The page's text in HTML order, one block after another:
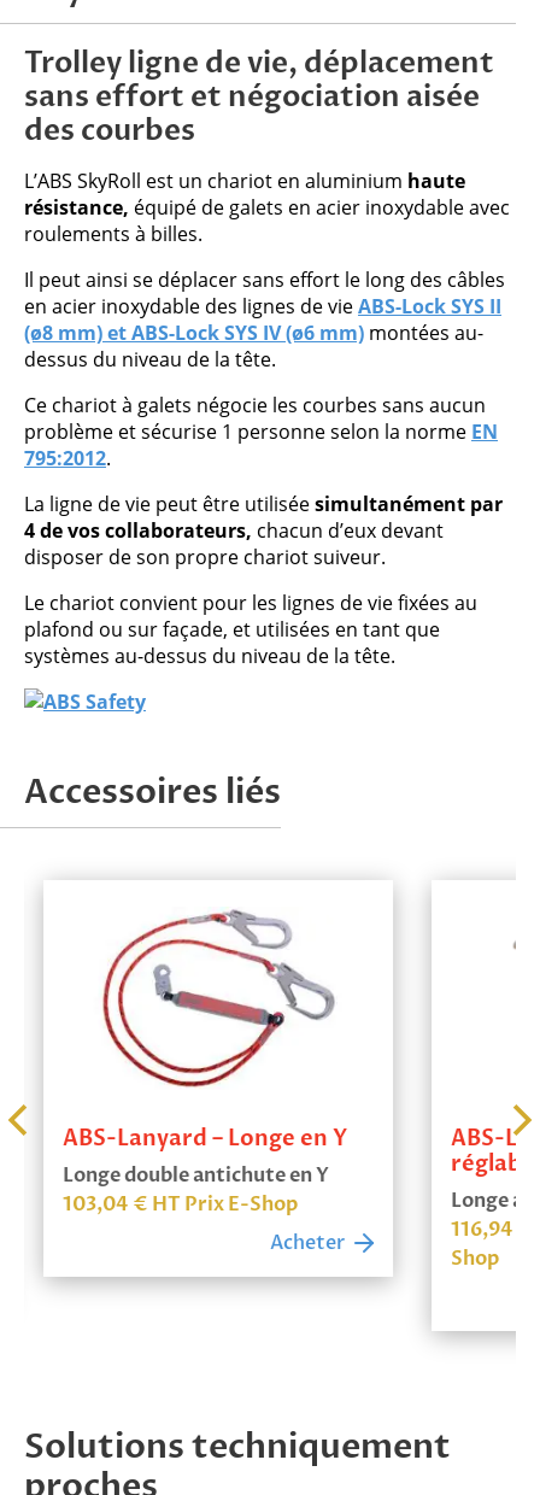
Trolley ligne de vie, déplacement
sans effort et négociation aisée
des courbes
L’ABS SkyRoll est un chariot en aluminium haute
résistance, équipé de galets en acier inoxydable avec
roulements à billes.
Il peut ainsi se déplacer sans effort le long des câbles
en acier inoxydable des lignes de vieABS-Lock SYS II
(ø8 mm) et ABS-Lock SYS IV (ø6 mm) montées au-
dessus du niveau de la tête.
Ce chariot à galets négocie les courbes sans aucun
problème et sécurise 1 personne selon la norme EN
795:2012.
La ligne de vie peut être utiliséesimultanément par
4 de vos collaborateurs, chacun d’eux devant
disposer de son propre chariot suiveur.
Le chariot convient pour les lignes de vie fixées au
plafond ou sur façade, et utilisées en tant que
systèmes au-dessus du niveau de la tête.
Accessoires liés
ABS-Lanyard – Longe en Y
Longe double antichute en Y
103,04 € HT Prix E-Shop
Acheter
ABS-
réglable
Longe
116,94
Shop
Solutions techniquement